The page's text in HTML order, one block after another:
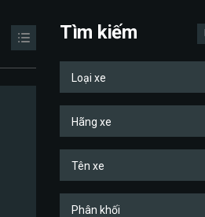
Tìm kiếm
Loại xe
Hãng xe
Tên xe
Phân khối